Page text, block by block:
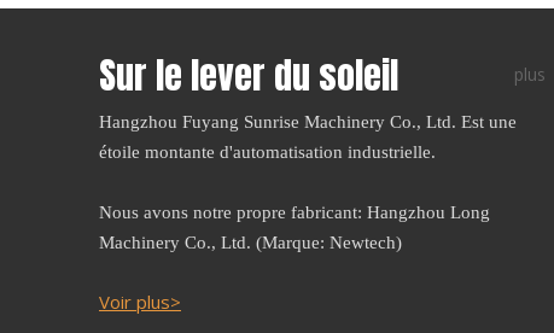
Sur le lever du soleil plus
Hangzhou Fuyang Sunrise Machinery Co., Ltd. Est une
étoile montante d'automatisation industrielle.
Nous avons notre propre fabricant: Hangzhou Long
Machinery Co., Ltd. (Marque: Newtech)
Voir plus>